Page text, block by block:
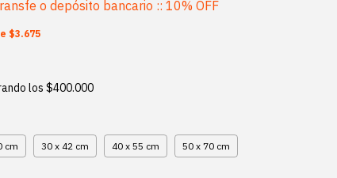
o depósito bancario :: 10% OFF
$3.675
los$400.000
cm 30 x 42 cm 40 x 55 cm 50 x 70 cm